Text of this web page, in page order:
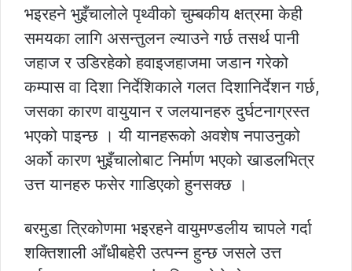
भइरहने भुइँचालोले पृथ्वीको चुम्बकीय क्षत्रमा केही
समयका लागि असन्तुलन ल्याउने गर्छ तसर्थ पानी
जहाज र उडिरहेको हवाइजहाजमा जडान गरेको
कम्पास वा दिशा निर्देशिकाले गलत दिशानिर्देशन गर्छ,
जसका कारण वायुयान र जलयानहरु दुर्घटनाग्रस्त
भएको पाइन्छ । यी यानहरूको अवशेष नपाउनुको
अर्को कारण भुइँचालोबाट निर्माण भएको खाडलभित्र
उत्त यानहरु फसेर गाडिएको हुनसक्छ ।
बरमुडा त्रिकोणमा भइरहने वायुमण्डलीय चापले गर्दा
शक्तिशाली आँधीबहेरी उत्पन्न हुन्छ जसले उत्त